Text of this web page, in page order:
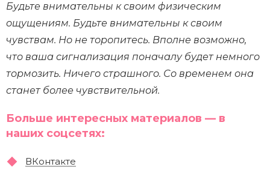
Будьте внимательны к своим физическим
ощущениям. Будьте внимательны к своим
чувствам. Но не торопитесь. Вполне возможно,
что ваша сигнализация поначалу будет немного
тормозить. Ничего страшного. Со временем она
станет более чувствительной.
Больше интересных материалов — в
наших соцсетях:
ВКонтакте